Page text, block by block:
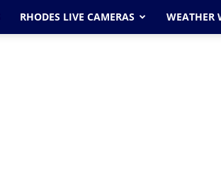
RHODES LIVE CAMERAS WEATHER